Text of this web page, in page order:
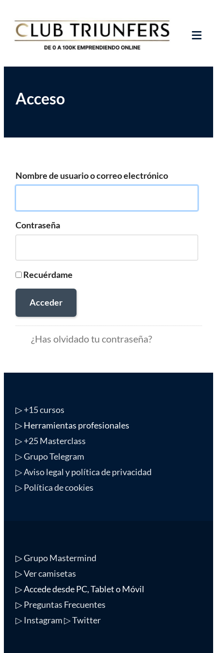
contenido
Club Triunfers
Acceso
Nombre de usuario o correo electrónico
Contraseña
Recuérdame
Acceder
¿Has olvidado tu contraseña?
▷+15 cursos
▷ Herramientas profesionales
▷+25 Masterclass
▷ Grupo Telegram
▷ Aviso legal y política de privacidad
▷ Política de cookies
▷Grupo Mastermind
▷Ver camisetas
▷ Accede desde PC, Tablet o Móvil
▷Preguntas Frecuentes
▷ Instagram▷ Twitter